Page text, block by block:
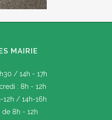
MAIRIE
/ 14h - 17h
: 8h - 12h
12h / 14h-16h
8h - 12h